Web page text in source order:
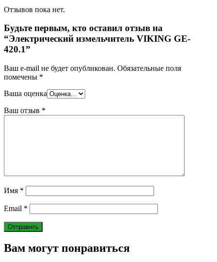
Отзывов пока нет.
Будьте первым, кто оставил отзыв на
“Электрический измельчитель VIKING GE-
420.1”
Ваш e-mail не будет опубликован. Обязательные поля
помечены *
Ваша оценка
Ваш отзыв *
Имя *
Email *
Вам могут понравиться